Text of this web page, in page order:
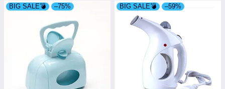
BIG SALE💣 –75% BIG SALE💣 –59%